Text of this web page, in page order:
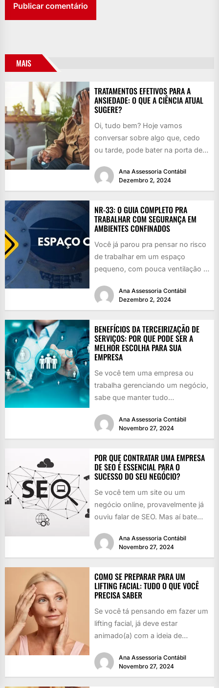
MAIS
TRATAMENTOS EFETIVOS PARA A
ANSIEDADE: O QUE A CIÊNCIA ATUAL
SUGERE?
Oi, tudo bem? Hoje vamos
conversar sobre algo que, cedo
ou tarde, pode bater na porta de
Ana Assessoria Contábil
Dezembro 2, 2024
NR-33: O GUIA COMPLETO PRA
TRABALHAR COM SEGURANÇA EM
AMBIENTES CONFINADOS
Você já parou pra pensar no risco
de trabalhar em um espaço
pequeno, com pouca ventilação e
Ana Assessoria Contábil
Dezembro 2, 2024
BENEFÍCIOS DA TERCEIRIZAÇÃO DE
SERVIÇOS: POR QUE PODE SER A
MELHOR ESCOLHA PARA SUA
EMPRESA
Se você tem uma empresa ou
trabalha gerenciando um negócio,
sabe que manter tudo
pratos...Ana Assessoria Contábil
Novembro 27, 2024
POR QUE CONTRATAR UMA EMPRESA
DE SEO É ESSENCIAL PARA O
SUCESSO DO SEU NEGÓCIO?
Se você tem um site ou um
negócio online, provavelmente já
ouviu falar de SEO. Mas aí bate
Ana Assessoria Contábil
Novembro 27, 2024
COMO SE PREPARAR PARA UM
LIFTING FACIAL: TUDO O QUE VOCÊ
PRECISA SABER
Se você tá pensando em fazer um
lifting facial, já deve estar
animado(a) com a ideia de
Ana Assessoria Contábil
Novembro 27, 2024